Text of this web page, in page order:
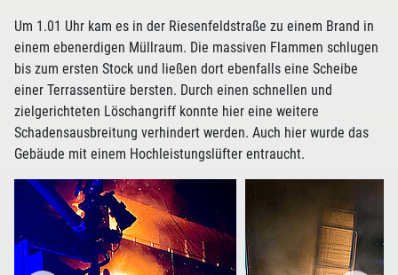
Um 1.01 Uhr kam es in der Riesenfeldstraße zu einem Brand in
einem ebenerdigen Müllraum. Die massiven Flammen schlugen
bis zum ersten Stock und ließen dort ebenfalls eine Scheibe
einer Terrassentüre bersten. Durch einen schnellen und
zielgerichteten Löschangriff konnte hier eine weitere
Schadensausbreitung verhindert werden. Auch hier wurde das
Gebäude mit einem Hochleistungslüfter entraucht.